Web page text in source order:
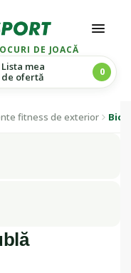
DE JOACĂ
Lista mea
de ofertă
0
fitness de exterior
1 / 1